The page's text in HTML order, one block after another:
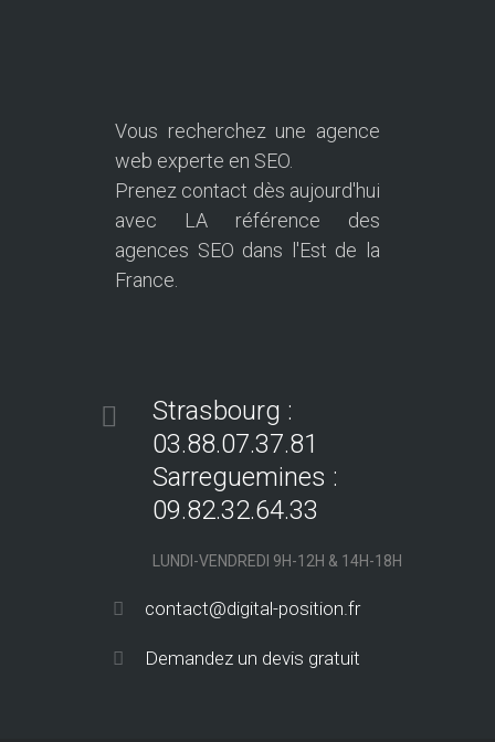
Vous recherchez une agence
web experte en SEO.
Prenez contact dès aujourd'hui
avec LA référence des
agences SEO dans l'Est de la
France.
Strasbourg :
03.88.07.37.81
Sarreguemines :
09.82.32.64.33
LUNDI-VENDREDI 9H-12H & 14H-18H
contact@digital-position.fr
Demandez un devis gratuit